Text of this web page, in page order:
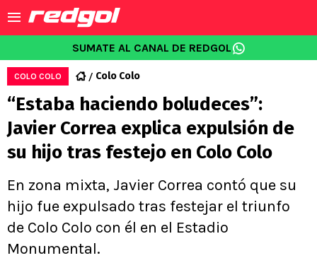
SUMATE AL CANAL DE REDGOL
COLO COLO Colo Colo
“Estaba haciendo boludeces”:
Javier Correa explica expulsión de
su hijo tras festejo en Colo Colo
En zona mixta, Javier Correa contó que su
hijo fue expulsado tras festejar el triunfo
de Colo Colo con él en el Estadio
Monumental.